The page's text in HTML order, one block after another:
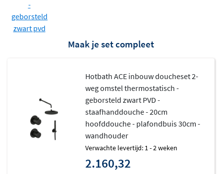
Maak je set compleet
Hotbath ACE inbouw doucheset 2-
weg omstel thermostatisch -
geborsteld zwart PVD -
staafhanddouche - 20cm
hoofddouche - plafondbuis 30cm -
wandhouder
Verwachte levertijd: 1 - 2 weken
2.160,32